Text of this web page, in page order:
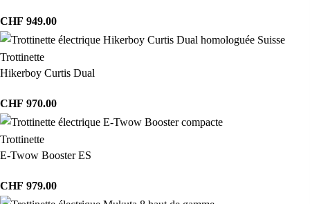
CHF 949.00
Trottinette
Hikerboy Curtis Dual
CHF 970.00
Trottinette
E-Twow Booster ES
CHF 979.00